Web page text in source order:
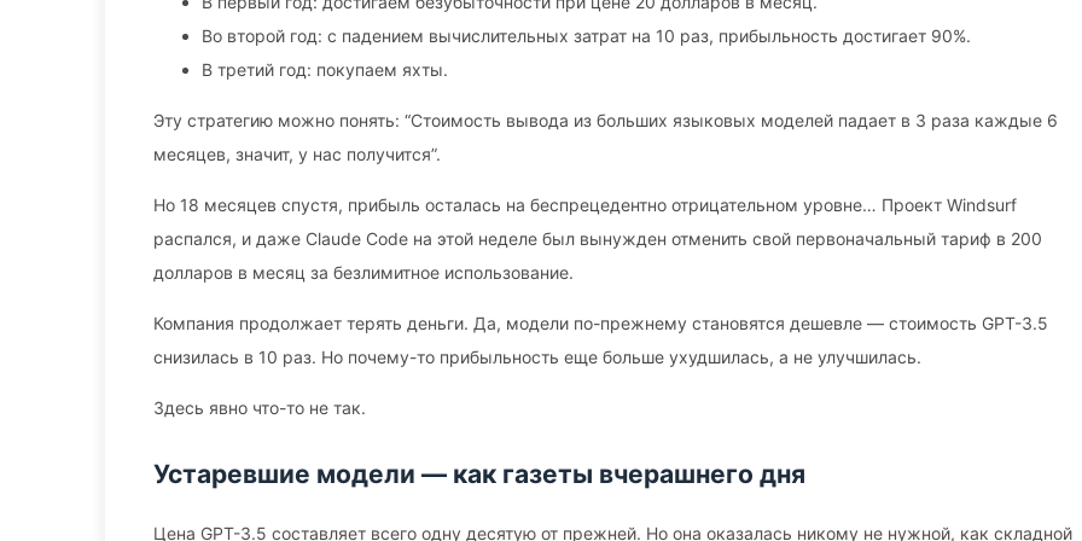
Во второй год: с падением вычислительных затрат на 10 раз, прибыльность достигает 90%.
В третий год: покупаем яхты.
Эту стратегию можно понять: “Стоимость вывода из больших языковых моделей падает в 3 раза каждые 6
месяцев, значит, у нас получится”.
Но 18 месяцев спустя, прибыль осталась на беспрецедентно отрицательном уровне… Проект Windsurf
распался, и даже Claude Code на этой неделе был вынужден отменить свой первоначальный тариф в 200
долларов в месяц за безлимитное использование.
Компания продолжает терять деньги. Да, модели по-прежнему становятся дешевле — стоимость GPT-3.5
снизилась в 10 раз. Но почему-то прибыльность еще больше ухудшилась, а не улучшилась.
Здесь явно что-то не так.
Устаревшие модели — как газеты вчерашнего дня
Цена GPT-3.5 составляет всего одну десятую от прежней. Но она оказалась никому не нужной, как складной